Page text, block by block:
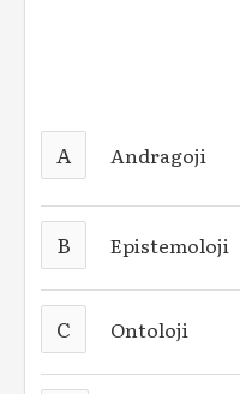
A Andragoji
B Epistemoloji
C Ontoloji